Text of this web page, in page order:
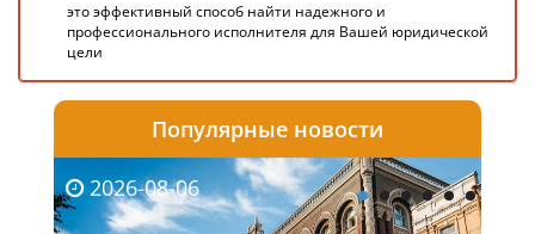
это эффективный способ найти надежного и
профессионального исполнителя для Вашей юридической
цели
Популярные новости
2026-08-06